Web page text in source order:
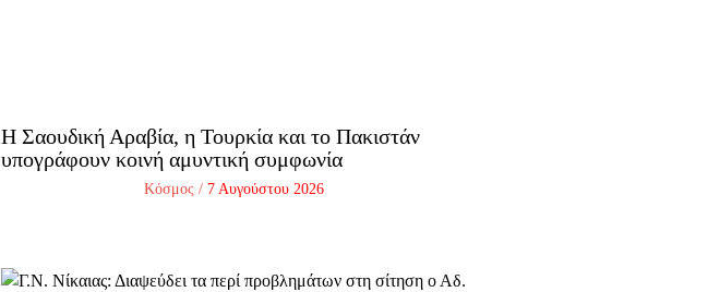
Η Σαουδική Αραβία, η Τουρκία και το Πακιστάν
υπογράφουν κοινή αμυντική συμφωνία
Κόσμος / 7 Αυγούστου 2026